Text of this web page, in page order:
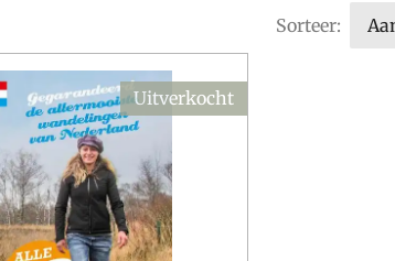
Sorteer:
Uitverkocht